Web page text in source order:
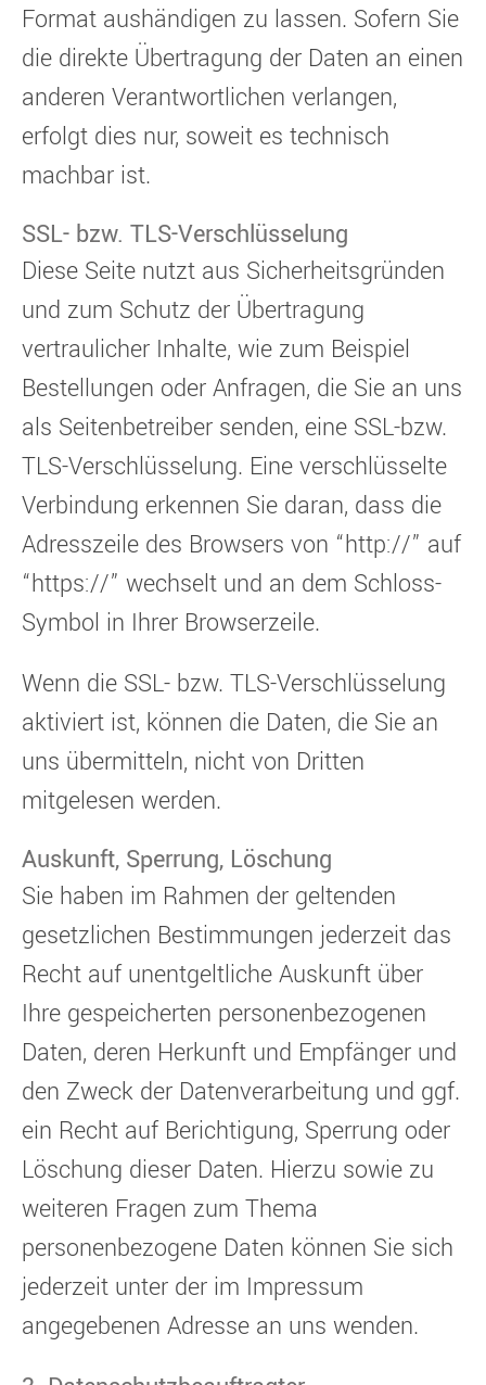
Format aushändigen zu lassen. Sofern Sie
die direkte Übertragung der Daten an einen
anderen Verantwortlichen verlangen,
erfolgt dies nur, soweit es technisch
machbar ist.
SSL- bzw. TLS-Verschlüsselung
Diese Seite nutzt aus Sicherheitsgründen
und zum Schutz der Übertragung
vertraulicher Inhalte, wie zum Beispiel
Bestellungen oder Anfragen, die Sie an uns
als Seitenbetreiber senden, eine SSL-bzw.
TLS-Verschlüsselung. Eine verschlüsselte
Verbindung erkennen Sie daran, dass die
Adresszeile des Browsers von “http://” auf
“https://” wechselt und an dem Schloss-
Symbol in Ihrer Browserzeile.
Wenn die SSL- bzw. TLS-Verschlüsselung
aktiviert ist, können die Daten, die Sie an
uns übermitteln, nicht von Dritten
mitgelesen werden.
Auskunft, Sperrung, Löschung
Sie haben im Rahmen der geltenden
gesetzlichen Bestimmungen jederzeit das
Recht auf unentgeltliche Auskunft über
Ihre gespeicherten personenbezogenen
Daten, deren Herkunft und Empfänger und
den Zweck der Datenverarbeitung und ggf.
ein Recht auf Berichtigung, Sperrung oder
Löschung dieser Daten. Hierzu sowie zu
weiteren Fragen zum Thema
personenbezogene Daten können Sie sich
jederzeit unter der im Impressum
angegebenen Adresse an uns wenden.